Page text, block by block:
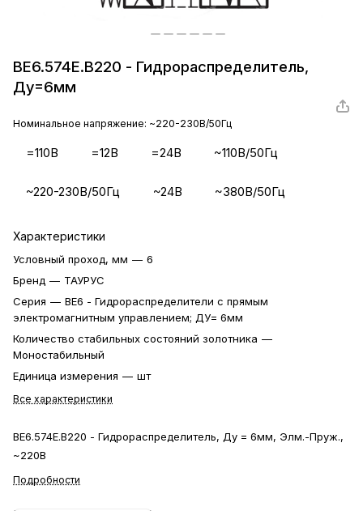
ВЕ6.574Е.В220 - Гидрораспределитель,
Ду=6мм
Номинальное напряжение: ~220-230В/50Гц
=110В =12В =24В ~110В/50Гц
~220-230В/50Гц ~24В ~380В/50Гц
Характеристики
Условный проход, мм — 6
Бренд — ТАУРУС
Серия — ВЕ6 - Гидрораспределители с прямым
электромагнитным управлением; ДУ= 6мм
Количество стабильных состояний золотника —
Моностабильный
Единица измерения — шт
Все характеристики
ВЕ6.574Е.В220 - Гидрораспределитель, Ду = 6мм, Элм.-Пруж.,
~220В
Подробности